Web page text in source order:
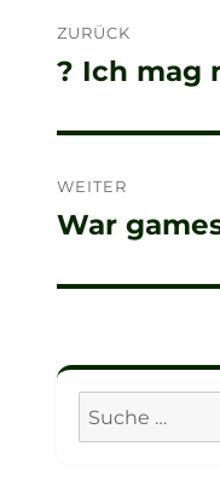
ZURÜCK
Vorheriger
? Ich mag
WEITER
Nächster
War
Suche
nach: